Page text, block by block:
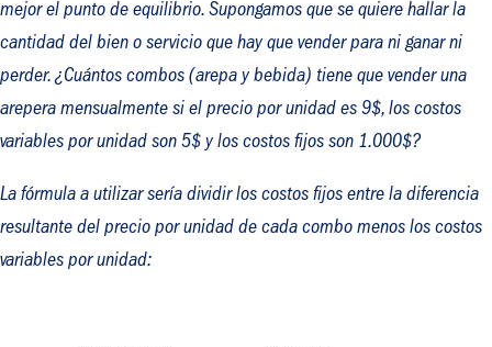
mejor el punto de equilibrio. Supongamos que se quiere hallar la
cantidad del bien o servicio que hay que vender para ni ganar ni
perder. ¿Cuántos combos (arepa y bebida) tiene que vender una
arepera mensualmente si el precio por unidad es 9$, los costos
variables por unidad son 5$ y los costos fijos son 1.000$?
La fórmula a utilizar sería dividir los costos fijos entre la diferencia
resultante del precio por unidad de cada combo menos los costos
variables por unidad: